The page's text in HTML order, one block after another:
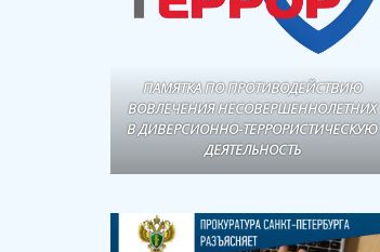
ПАМЯТКА ПО ПРОТИВОДЕЙСТВИЮ
ВОВЛЕЧЕНИЯ НЕСОВЕРШЕННОЛЕТНИХ
В ДИВЕРСИОННО-ТЕРРОРИСТИЧЕСКУЮ
ДЕЯТЕЛЬНОСТЬ